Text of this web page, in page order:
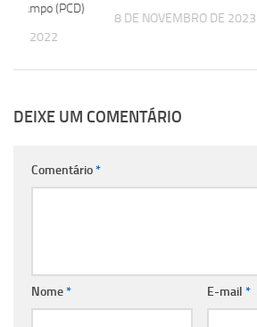
8 DE NOVEMBRO DE 2023
Campo (PCD)
DE 2022
DEIXE UM COMENTÁRIO
Comentário*
Nome* E-mail *